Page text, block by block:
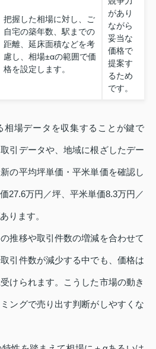
把握した相場に対し、ご
自宅の築年数、駅までの
距離、延床面積などを考
慮し、相場±αの範囲で価
格を設定します。
があり
ながら
妥当な
価格で
提案す
るため
です。
相場データを収集することが鍵で
引データや、地域に根ざしたデー
の平均坪単価・平米単価を確認し
27.6万円／坪、平米単価8.3万円／
ります。
推移や取引件数の増減を合わせて
引件数が減少する中でも、価格は
けられます。こうした市場の動き
ングで売り出す判断がしやすくな